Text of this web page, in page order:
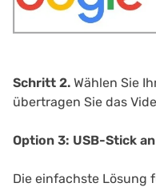
Schritt 2. Wählen Sie
übertragen Sie das
Option 3: USB-Stick
Die einfachste Lösung